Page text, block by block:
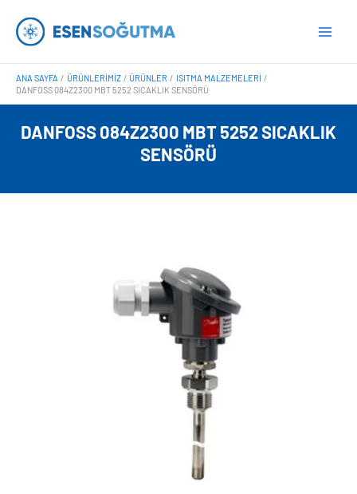
atla
ANA SAYFA ÜRÜNLERIMIZ ÜRÜNLER
ISITMA MALZEMELERI
DANFOSS 084Z2300 MBT 5252 SICAKLIK SENSÖRÜ
DANFOSS 084Z2300 MBT 5252 SICAKLIK
SENSÖRÜ